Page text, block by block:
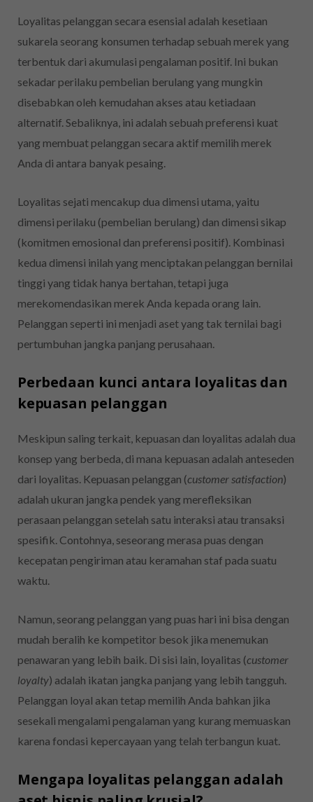
Loyalitas pelanggan secara esensial adalah kesetiaan
sukarela seorang konsumen terhadap sebuah merek yang
terbentuk dari akumulasi pengalaman positif. Ini bukan
sekadar perilaku pembelian berulang yang mungkin
disebabkan oleh kemudahan akses atau ketiadaan
alternatif. Sebaliknya, ini adalah sebuah preferensi kuat
yang membuat pelanggan secara aktif memilih merek
Anda di antara banyak pesaing.
Loyalitas sejati mencakup dua dimensi utama, yaitu
dimensi perilaku (pembelian berulang) dan dimensi sikap
(komitmen emosional dan preferensi positif). Kombinasi
kedua dimensi inilah yang menciptakan pelanggan bernilai
tinggi yang tidak hanya bertahan, tetapi juga
merekomendasikan merek Anda kepada orang lain.
Pelanggan seperti ini menjadi aset yang tak ternilai bagi
pertumbuhan jangka panjang perusahaan.
Perbedaan kunci antara loyalitas dan
kepuasan pelanggan
Meskipun saling terkait, kepuasan dan loyalitas adalah dua
konsep yang berbeda, di mana kepuasan adalah anteseden
dari loyalitas. Kepuasan pelanggan (customer satisfaction)
adalah ukuran jangka pendek yang merefleksikan
perasaan pelanggan setelah satu interaksi atau transaksi
spesifik. Contohnya, seseorang merasa puas dengan
kecepatan pengiriman atau keramahan staf pada suatu
waktu.
Namun, seorang pelanggan yang puas hari ini bisa dengan
mudah beralih ke kompetitor besok jika menemukan
penawaran yang lebih baik. Di sisi lain, loyalitas (customer
loyalty) adalah ikatan jangka panjang yang lebih tangguh.
Pelanggan loyal akan tetap memilih Anda bahkan jika
sesekali mengalami pengalaman yang kurang memuaskan
karena fondasi kepercayaan yang telah terbangun kuat.
Mengapa loyalitas pelanggan adalah